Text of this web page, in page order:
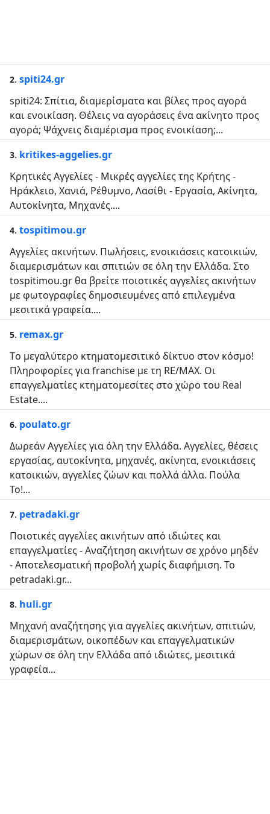
2. spiti24.gr
spiti24: Σπίτια, διαμερίσματα και βίλες προς αγορά
και ενοικίαση. Θέλεις να αγοράσεις ένα ακίνητο προς
αγορά; Ψάχνεις διαμέρισμα προς ενοικίαση;...
3. kritikes-aggelies.gr
Κρητικές Αγγελίες - Μικρές αγγελίες της Κρήτης -
Ηράκλειο, Χανιά, Ρέθυμνο, Λασίθι - Εργασία, Ακίνητα,
Αυτοκίνητα, Μηχανές....
4. tospitimou.gr
Αγγελίες ακινήτων. Πωλήσεις, ενοικιάσεις κατοικιών,
διαμερισμάτων και σπιτιών σε όλη την Ελλάδα. Στο
tospitimou.gr θα βρείτε ποιοτικές αγγελίες ακινήτων
με φωτογραφίες δημοσιευμένες από επιλεγμένα
μεσιτικά γραφεία....
5. remax.gr
Tο μεγαλύτερο κτηματομεσιτικό δίκτυο στον κόσμο!
Πληροφορίες για franchise με τη RE/MAX. Οι
επαγγελματίες κτηματομεσίτες στο χώρο του Real
Estate....
6. poulato.gr
Δωρεάν Αγγελίες για όλη την Ελλάδα. Αγγελίες, θέσεις
εργασίας, αυτοκίνητα, μηχανές, ακίνητα, ενοικιάσεις
κατοικιών, αγγελίες ζώων και πολλά άλλα. Πούλα
Το!...
7. petradaki.gr
Ποιοτικές αγγελίες ακινήτων από ιδιώτες και
επαγγελματίες - Αναζήτηση ακινήτων σε χρόνο μηδέν
- Αποτελεσματική προβολή χωρίς διαφήμιση. Το
petradaki.gr...
8. huli.gr
Μηχανή αναζήτησης για αγγελίες ακινήτων, σπιτιών,
διαμερισμάτων, οικοπέδων και επαγγελματικών
χώρων σε όλη την Ελλάδα από ιδιώτες, μεσιτικά
γραφεία...